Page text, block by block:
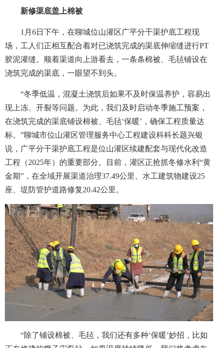
新修渠底盖上棉被
1月6日下午，在聊城位山灌区广平分干渠护底工程现
场，工人们正相互配合着对已浇筑完成的渠底伸缩缝进行PT
胶泥灌缝。顺着渠道向上游看去，一条条棉被、毛毡铺设在
浇筑完成的渠底，一眼望不到头。
“冬季低温，混凝土浇筑后如果不及时保温养护，容易出
现上冻、开裂等问题。为此，我们及时启动冬季施工预案，
在浇筑完成的渠底铺设棉被、毛毡‘保暖’，确保工程质量达
标。”聊城市位山灌区管理服务中心工程建设科科长题兴银
说，广平分干渠护底工程是位山灌区续建配套与现代化改造
工程（2025年）的重要部分。目前，灌区正抢抓冬修水利“黄
金期”，在全域开展渠道治理37.49公里、水工建筑物建设25
座、堤防管护道路修复20.42公里。
“除了铺设棉被、毛毡，我们还有多种‘保暖’妙招，比如